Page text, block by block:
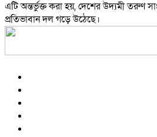
এটি অন্তর্ভুক্ত করা হয়, দেশের উদ্যমী তরুণ
প্রতিভাবান দল গড়ে উঠেছে।